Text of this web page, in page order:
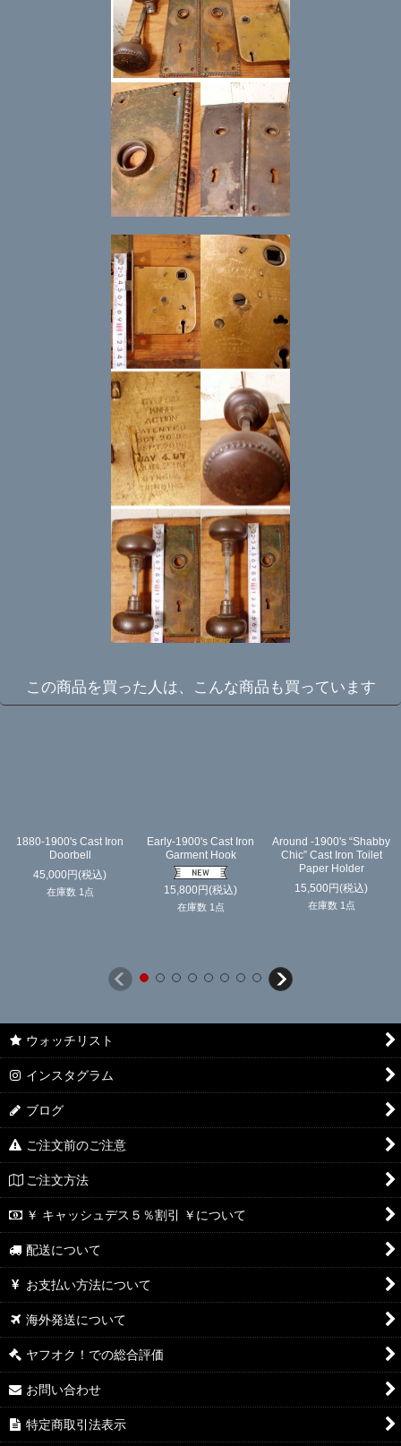
この商品を買った人は、こんな商品も買っています
1880-1900's Cast Iron
Doorbell
45,000円(税込)
在庫数 1点
Early-1900's Cast Iron
Garment Hook
15,800円(税込)
在庫数 1点
Around -1900's “Shabby
Chic” Cast Iron Toilet
Paper Holder
15,500円(税込)
在庫数 1点
ウォッチリスト
インスタグラム
ブログ
ご注文前のご注意
ご注文方法
￥ キャッシュデス５％割引 ￥について
配送について
お支払い方法について
海外発送について
ヤフオク！での総合評価
お問い合わせ
特定商取引法表示